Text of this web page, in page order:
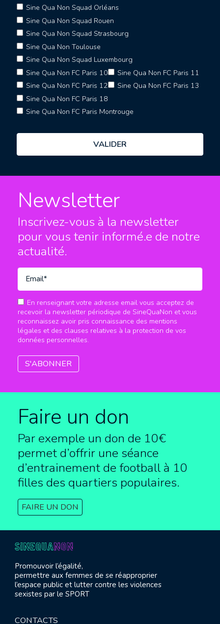
Sine Qua Non Squad Orléans
Sine Qua Non Squad Rouen
Sine Qua Non Squad Strasbourg
Sine Qua Non Toulouse
Sine Qua Non Squad Luxembourg
Sine Qua Non FC Paris 10
Sine Qua Non FC Paris 11
Sine Qua Non FC Paris 12
Sine Qua Non FC Paris 13
Sine Qua Non FC Paris 18
Sine Qua Non FC Paris Montrouge
Newsletter
Inscrivez-vous à la newsletter
pour vous tenir informé.e de notre
actualité.
En renseignant votre adresse email vous acceptez de
recevoir la newsletter périodique de SineQuaNon et vous
reconnaissez avoir pris connaissance des mentions
légales et des clauses relatives à la protection de vos
données personnelles.
Faire un don
Par exemple un don de 10€
permet d’offrir une séance
d’entrainement de football à 10
filles des quartiers populaires.
FAIRE UN DON
Promouvoir l’égalité,
permettre aux femmes de se réapproprier
l’espace public et lutter contre les violences
sexistes par le SPORT
CONTACTS